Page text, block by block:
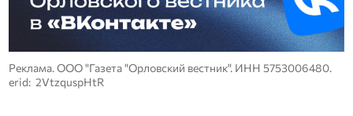
Реклама. ООО "Газета "Орловский вестник". ИНН 5753006480.
erid: 2VtzquspHtR